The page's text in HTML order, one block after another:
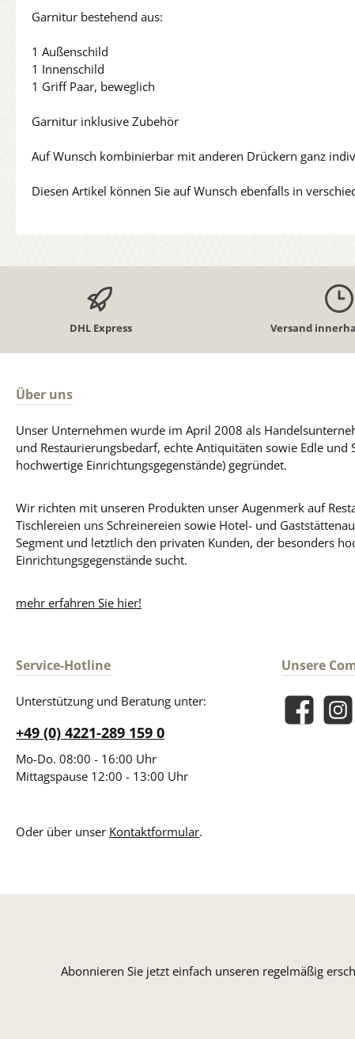
Garnitur bestehend aus:
1 Außenschild
1 Innenschild
1 Griff Paar, beweglich
Garnitur inklusive Zubehör
Auf Wunsch kombinierbar mit anderen Drückern ganz
Diesen Artikel können Sie auf Wunsch ebenfalls in
DHL Express Versand
Über uns
Unser Unternehmen wurde im April 2008 als
und Restaurierungsbedarf, echte Antiquitäten sowie Edle und
hochwertige Einrichtungsgegenstände) gegründet.
Wir richten mit unseren Produkten unser Augenmerk auf
Tischlereien uns Schreinereien sowie Hotel- und
Segment und letztlich den privaten Kunden, der besonders
Einrichtungsgegenstände sucht.
mehr erfahren Sie hier!
Service-Hotline
Unterstützung und Beratung unter:
+49 (0) 4221-289 159 0
Mo-Do. 08:00 - 16:00 Uhr
Mittagspause 12:00 - 13:00 Uhr
Oder über unser Kontaktformular.
Unsere
Facebook
Abonnieren Sie jetzt einfach unseren regelmäßig